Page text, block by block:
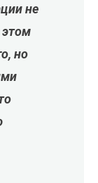
не
этом
но